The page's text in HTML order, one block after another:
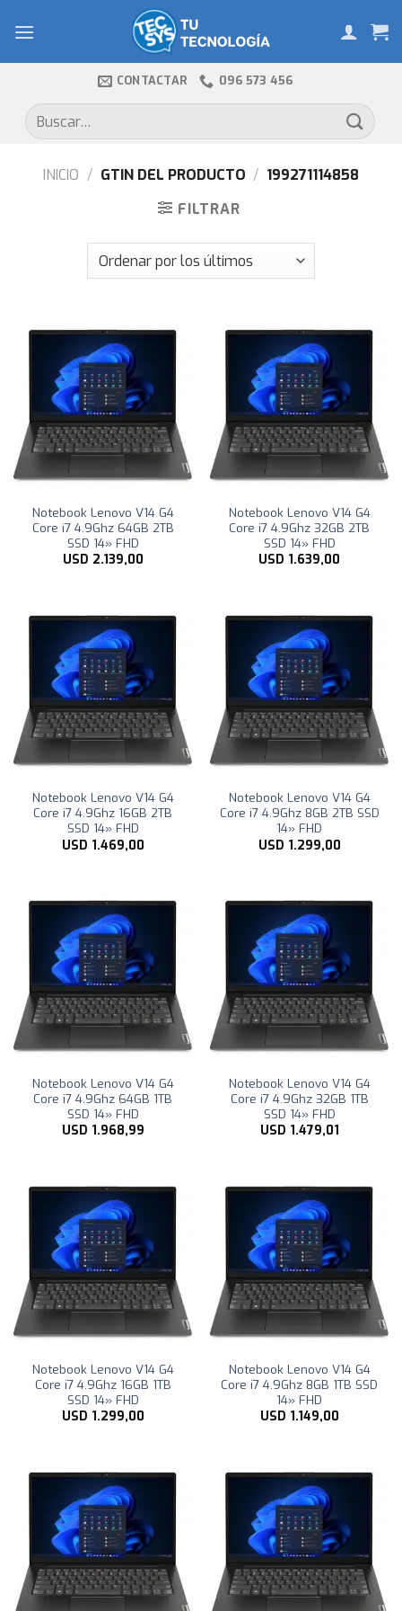
CONTACTAR 096 573 456
Buscar
por:
INICIO / GTIN DEL PRODUCTO / 199271114858
FILTRAR
Notebook Lenovo V14 G4
Core i7 4.9Ghz 64GB 2TB
SSD 14» FHD
USD 2.139,00
Notebook Lenovo V14 G4
Core i7 4.9Ghz 32GB 2TB
SSD 14» FHD
USD 1.639,00
Notebook Lenovo V14 G4
Core i7 4.9Ghz 16GB 2TB
SSD 14» FHD
USD 1.469,00
Notebook Lenovo V14 G4
Core i7 4.9Ghz 8GB 2TB SSD
14» FHD
USD 1.299,00
Notebook Lenovo V14 G4
Core i7 4.9Ghz 64GB 1TB
SSD 14» FHD
USD 1.968,99
Notebook Lenovo V14 G4
Core i7 4.9Ghz 32GB 1TB
SSD 14» FHD
USD 1.479,01
Notebook Lenovo V14 G4
Core i7 4.9Ghz 16GB 1TB
SSD 14» FHD
USD 1.299,00
Notebook Lenovo V14 G4
Core i7 4.9Ghz 8GB 1TB SSD
14» FHD
USD 1.149,00